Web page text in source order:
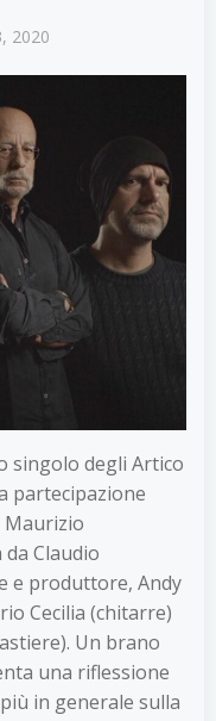
2020
singolo degli Artico
partecipazione
Maurizio
Claudio
e produttore, Andy
Cecilia (chitarre)
Un brano
una riflessione
in generale sulla